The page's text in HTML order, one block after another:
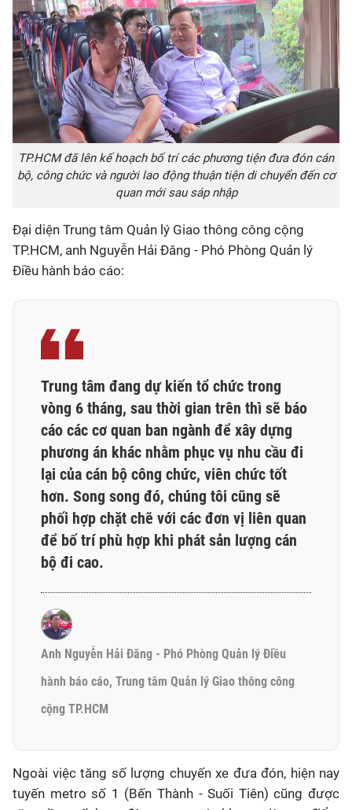
TP.HCM đã lên kế hoạch bố trí các phương tiện đưa đón cán
bộ, công chức và người lao động thuận tiện di chuyển đến cơ
quan mới sau sáp nhập
Đại diện Trung tâm Quản lý Giao thông công cộng
TP.HCM, anh Nguyễn Hải Đăng - Phó Phòng Quản lý
Điều hành báo cáo:
Trung tâm đang dự kiến tổ chức trong
vòng 6 tháng, sau thời gian trên thì sẽ báo
cáo các cơ quan ban ngành để xây dựng
phương án khác nhằm phục vụ nhu cầu đi
lại của cán bộ công chức, viên chức tốt
hơn. Song song đó, chúng tôi cũng sẽ
phối hợp chặt chẽ với các đơn vị liên quan
để bố trí phù hợp khi phát sản lượng cán
bộ đi cao.
Anh Nguyễn Hải Đăng - Phó Phòng Quản lý Điều
hành báo cáo, Trung tâm Quản lý Giao thông công
cộng TP.HCM
Ngoài việc tăng số lượng chuyến xe đưa đón, hiện nay
tuyến metro số 1 (Bến Thành - Suối Tiên) cũng được